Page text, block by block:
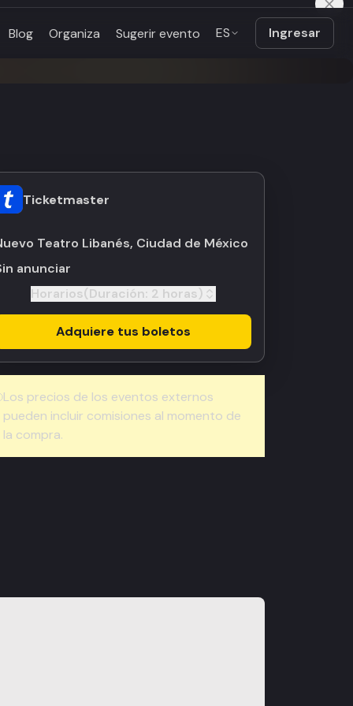
Blog Organiza Sugerir evento ES Ingresar
Ticketmaster
Teatro Libanés, Ciudad de México
Sin anunciar
Horarios(Duración: 2 horas)
Toggle
Adquiere tus boletos
Los precios de los eventos externos
pueden incluir comisiones al momento de
la compra.